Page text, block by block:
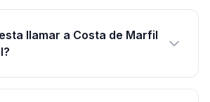
llamar a Costa de Marfil